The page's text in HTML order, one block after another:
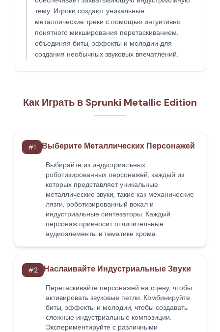
тему. Игроки создают уникальные
металлические треки с помощью интуитивно
понятного микширования перетаскиванием,
объединяя биты, эффекты и мелодии для
создания необычных звуковых впечатлений.
Как Играть в Sprunki Metallic Edition
#1 Выберите Металлических Персонажей
Выбирайте из индустриальных
роботизированных персонажей, каждый из
которых представляет уникальные
металлические звуки, такие как механические
лязги, роботизированный вокал и
индустриальные синтезаторы. Каждый
персонаж привносит отличительные
аудиоэлементы в тематике хрома.
#2 Наслаивайте Индустриальные Звуки
Перетаскивайте персонажей на сцену, чтобы
активировать звуковые петли. Комбинируйте
биты, эффекты и мелодии, чтобы создавать
сложные индустриальные композиции.
Экспериментируйте с различными